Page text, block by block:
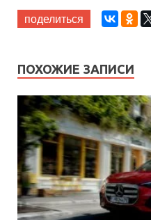
поделиться
ПОХОЖИЕ ЗАПИСИ